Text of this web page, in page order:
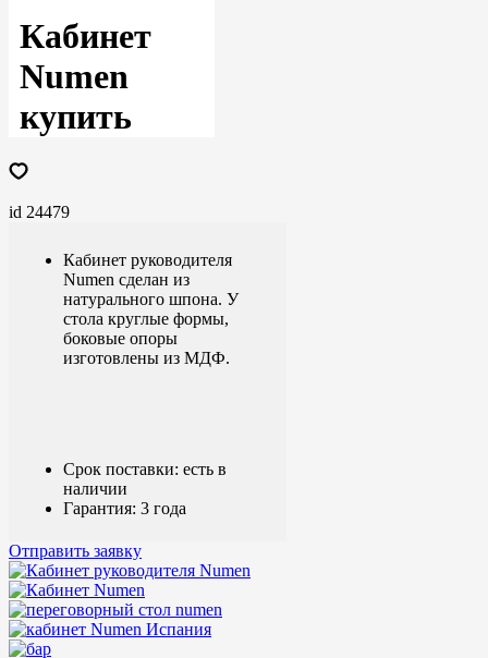
Кабинет
Numen
купить
id 24479
Кабинет руководителя
Numen сделан из
натурального шпона. У
стола круглые формы,
боковые опоры
изготовлены из МДФ.
Срок поставки: есть в
наличии
Гарантия: 3 года
Отправить заявку